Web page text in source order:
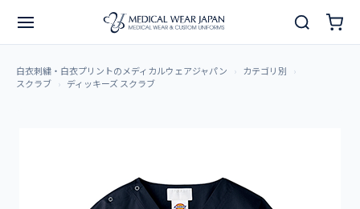
白衣刺繍・白衣プリントのメディカルウェアジャパン
カテゴリ別
スクラブ
ディッキーズ スクラブ